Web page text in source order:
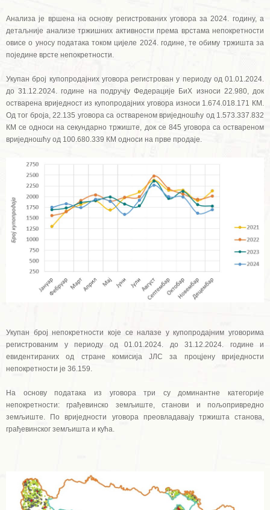
Анализа је вршена на основу регистрованих уговора за 2024. годину, а
детаљније анализе тржишних активности према врстама непокретности
овисе о уносу података током цијеле 2024. године, те обиму тржишта за
поједине врсте непокретности.
Укупан број купопродајних уговора регистрован у периоду од 01.01.2024.
до 31.12.2024. године на подручју Федерације БиХ износи 22.980, док
остварена вриједност из купопродајних уговора износи 1.674.018.171 КМ.
Од тог броја, 22.135 уговора са оствареном вриједношћу од 1.573.337.832
КМ се односи на секундарно тржиште, док се 845 уговора са оствареном
вриједношћу од 100.680.339 КМ односи на прве продаје.
Укупан број непокретности које се налазе у купопродајним уговорима
регистрованим у периоду од 01.01.2024. до 31.12.2024. године и
евидентираних од стране комисија ЈЛС за процјену вриједности
непокретности је 36.159.
На основу података из уговора три су доминантне категорије
непокретности: грађевинско земљиште, станови и пољопривредно
земљиште. По вриједности уговора преовладавају тржишта станова,
грађевинског земљишта и кућа.